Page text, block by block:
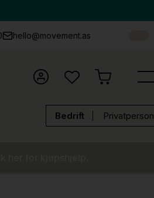
hello@movement.as
Bedrift Privatperson